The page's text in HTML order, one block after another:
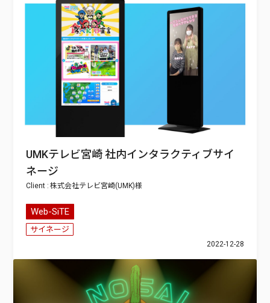
UMKテレビ宮崎 社内インタラクティブサイ
ネージ
株式会社テレビ宮崎(UMK)
Web-SiTE
サイネージ
2022-12-28